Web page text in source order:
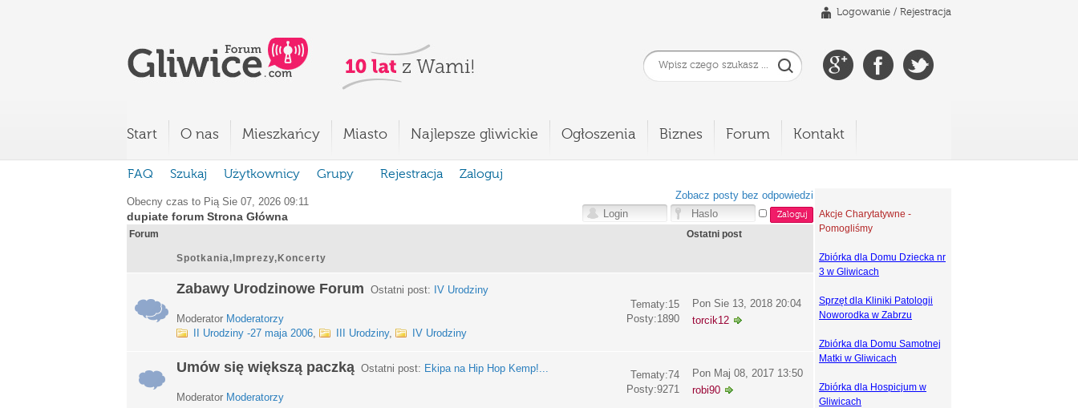
Logowanie / Rejestracja
Start O nas Mieszkańcy Miasto Najlepsze gliwickie Ogłoszenia Biznes Forum Kontakt
FAQ Szukaj Użytkownicy Grupy Rejestracja Zaloguj
Obecny czas to Pią Sie 07, 2026 09:11
dupiate forum Strona Główna
Zobacz posty bez odpowiedzi
Forum Ostatni post
Spotkania,Imprezy,Koncerty
Zabawy Urodzinowe Forum Ostatni post: IV Urodziny
Moderator Moderatorzy
II Urodziny -27 maja 2006, III Urodziny, IV Urodziny
Tematy:15
Posty:1890
Pon Sie 13, 2018 20:04
torcik12
Umów się większą paczką Ostatni post: Ekipa na Hip Hop Kemp!...
Moderator Moderatorzy
Tematy:74
Posty:9271
Pon Maj 08, 2017 13:50
robi90
Akcje Charytatywne -
Pomogliśmy
Zbiórka dla Domu Dziecka nr
3 w Gliwicach
Sprzęt dla Kliniki Patologii
Noworodka w Zabrzu
Zbiórka dla Domu Samotnej
Matki w Gliwicach
Zbiórka dla Hospicjum w
Gliwicach